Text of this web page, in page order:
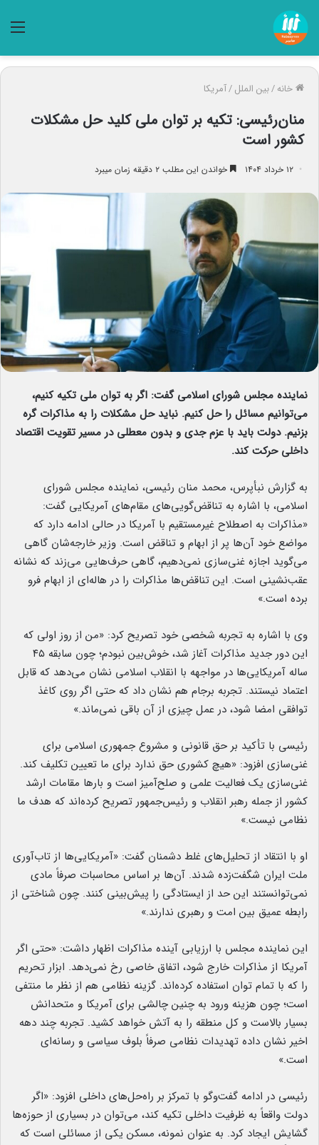
خانه/بین الملل/آمریکا
منان‌رئیسی: تکیه بر توان ملی کلید حل مشکلات
کشور است
۱۲ خرداد ۱۴۰۴ خواندن این مطلب ۲ دقیقه زمان میبرد
نماینده مجلس شورای اسلامی گفت: اگر به توان ملی تکیه کنیم،
می‌توانیم مسائل را حل کنیم. نباید حل مشکلات را به مذاکرات گره
بزنیم. دولت باید با عزم جدی و بدون معطلی در مسیر تقویت اقتصاد
داخلی حرکت کند.
به گزارش نبأپرس، محمد منان رئیسی، نماینده مجلس شورای
اسلامی، با اشاره به تناقض‌گویی‌های مقام‌های آمریکایی گفت:
«مذاکرات به اصطلاح غیرمستقیم با آمریکا در حالی ادامه دارد که
مواضع خود آن‌ها پر از ابهام و تناقض است. وزیر خارجه‌شان گاهی
می‌گوید اجازه غنی‌سازی نمی‌دهیم، گاهی حرف‌هایی می‌زند که نشانه
عقب‌نشینی است. این تناقض‌ها مذاکرات را در هاله‌ای از ابهام فرو
برده است.»
وی با اشاره به تجربه شخصی خود تصریح کرد: «من از روز اولی که
این دور جدید مذاکرات آغاز شد، خوش‌بین نبودم؛ چون سابقه ۴۵
ساله آمریکایی‌ها در مواجهه با انقلاب اسلامی نشان می‌دهد که قابل
اعتماد نیستند. تجربه برجام هم نشان داد که حتی اگر روی کاغذ
توافقی امضا شود، در عمل چیزی از آن باقی نمی‌ماند.»
رئیسی با تأکید بر حق قانونی و مشروع جمهوری اسلامی برای
غنی‌سازی افزود: «هیچ کشوری حق ندارد برای ما تعیین تکلیف کند.
غنی‌سازی یک فعالیت علمی و صلح‌آمیز است و بارها مقامات ارشد
کشور از جمله رهبر انقلاب و رئیس‌جمهور تصریح کرده‌اند که هدف ما
نظامی نیست.»
او با انتقاد از تحلیل‌های غلط دشمنان گفت: «آمریکایی‌ها از تاب‌آوری
ملت ایران شگفت‌زده شدند. آن‌ها بر اساس محاسبات صرفاً مادی
نمی‌توانستند این حد از ایستادگی را پیش‌بینی کنند. چون شناختی از
رابطه عمیق بین امت و رهبری ندارند.»
این نماینده مجلس با ارزیابی آینده مذاکرات اظهار داشت: «حتی اگر
آمریکا از مذاکرات خارج شود، اتفاق خاصی رخ نمی‌دهد. ابزار تحریم
را که با تمام توان استفاده کرده‌اند. گزینه نظامی هم از نظر ما منتفی
است؛ چون هزینه ورود به چنین چالشی برای آمریکا و متحدانش
بسیار بالاست و کل منطقه را به آتش خواهد کشید. تجربه چند دهه
اخیر نشان داده تهدیدات نظامی صرفاً بلوف سیاسی و رسانه‌ای
است.»
رئیسی در ادامه گفت‌وگو با تمرکز بر راه‌حل‌های داخلی افزود: «اگر
دولت واقعاً به ظرفیت داخلی تکیه کند، می‌توان در بسیاری از حوزه‌ها
گشایش ایجاد کرد. به عنوان نمونه، مسکن یکی از مسائلی است که